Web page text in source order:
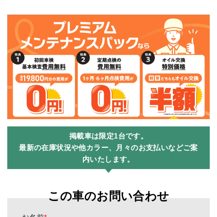
掲載車は限定1台です。
最新の在庫状況や他カラー、月々のお支払いなどご案
内いたします。
この車のお問い合わせ